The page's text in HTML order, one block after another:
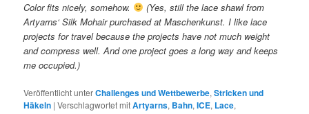
Color fits nicely, somehow.
(Yes, still the lace shawl from
Artyarns‘ Silk Mohair purchased at Maschenkunst. I like lace
projects for travel because the projects have not much weight
and compress well. And one project goes a long way and keeps
me occupied.)
Veröffentlicht unterChallenges und Wettbewerbe,Stricken und
Häkeln |Verschlagwortet mitArtyarns, Bahn,ICE, Lace,